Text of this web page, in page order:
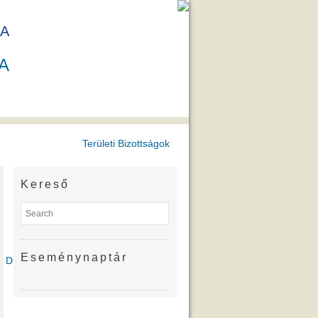
Díjazottjai
Területi Bizottságok
Kereső
Eseménynaptár